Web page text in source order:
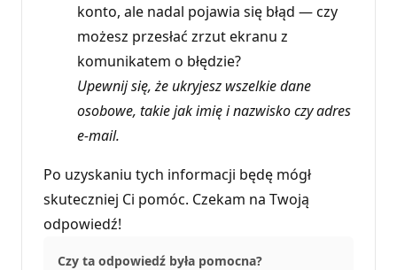
konto, ale nadal pojawia się błąd — czy
możesz przesłać zrzut ekranu z
komunikatem o błędzie?
Upewnij się, że ukryjesz wszelkie dane
osobowe, takie jak imię i nazwisko czy adres
e-mail.
Po uzyskaniu tych informacji będę mógł
skuteczniej Ci pomóc. Czekam na Twoją
odpowiedź!
Czy ta odpowiedź była pomocna?